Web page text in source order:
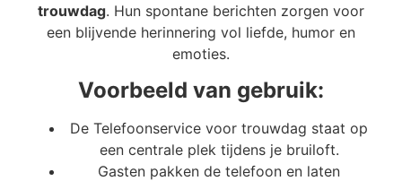
trouwdag. Hun spontane berichten zorgen voor
een blijvende herinnering vol liefde, humor en
emoties.
Voorbeeld van gebruik:
De Telefoonservice voor trouwdag staat op
een centrale plek tijdens je bruiloft.
Gasten pakken de telefoon en laten